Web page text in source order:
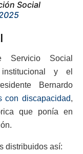
Social
Servicio Social
institucional y el
Bernardo
con discapacidad,
que ponía en
distribuidos así: